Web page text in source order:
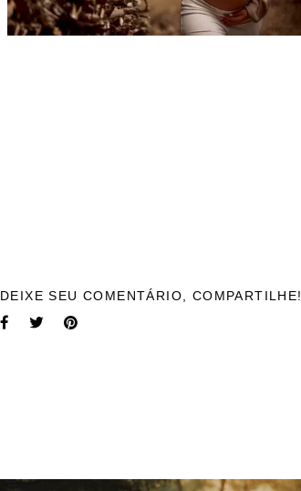
DEIXE SEU COMENTÁRIO, COMPARTILHE!